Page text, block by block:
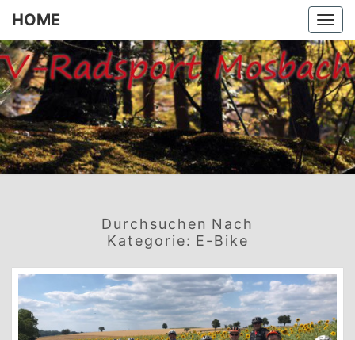
HOME
HOME
Durchsuchen Nach
Kategorie: E-Bike